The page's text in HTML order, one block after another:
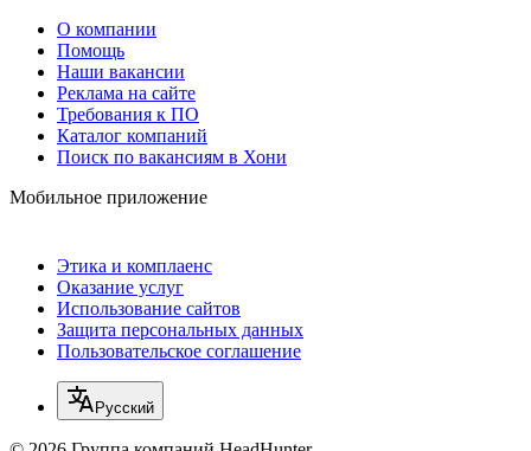
О компании
Помощь
Наши вакансии
Реклама на сайте
Требования к ПО
Каталог компаний
Поиск по вакансиям в Хони
Мобильное приложение
Этика и комплаенс
Оказание услуг
Использование сайтов
Защита персональных данных
Пользовательское соглашение
Русский